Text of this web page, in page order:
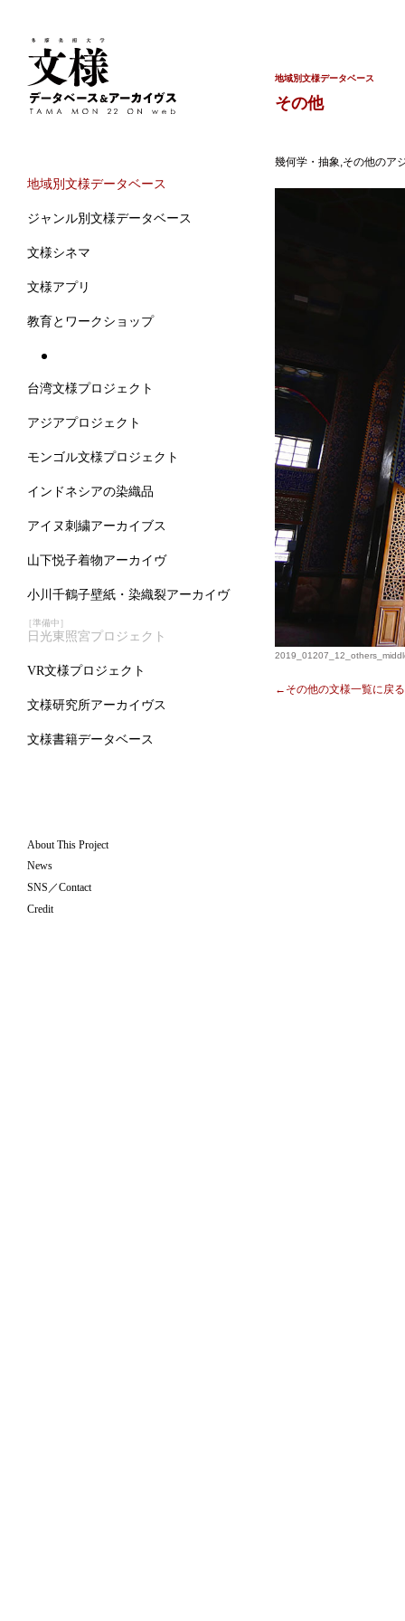
地域別文様データベース
ジャンル別文様データベース
文様シネマ
文様アプリ
教育とワークショップ
台湾文様プロジェクト
アジアプロジェクト
モンゴル文様プロジェクト
インドネシアの染織品
アイヌ刺繍アーカイブス
山下悦子着物アーカイヴ
小川千鶴子壁紙・染織裂アーカイヴ
［準備中］
日光東照宮プロジェクト
VR文様プロジェクト
文様研究所アーカイヴス
文様書籍データベース
About This Project
News
SNS／Contact
Credit
地域別文様データベース
その他
幾何学・抽象,その他のア
←その他の文様一覧に戻る